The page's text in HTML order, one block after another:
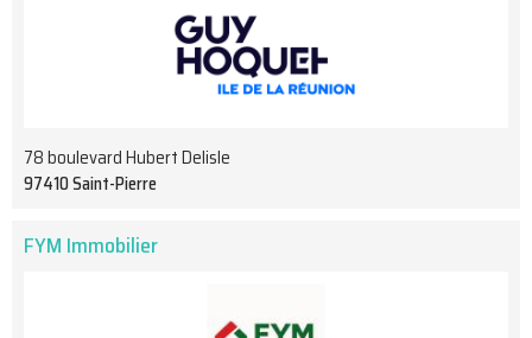
78 boulevard Hubert Delisle
97410 Saint-Pierre
FYM Immobilier